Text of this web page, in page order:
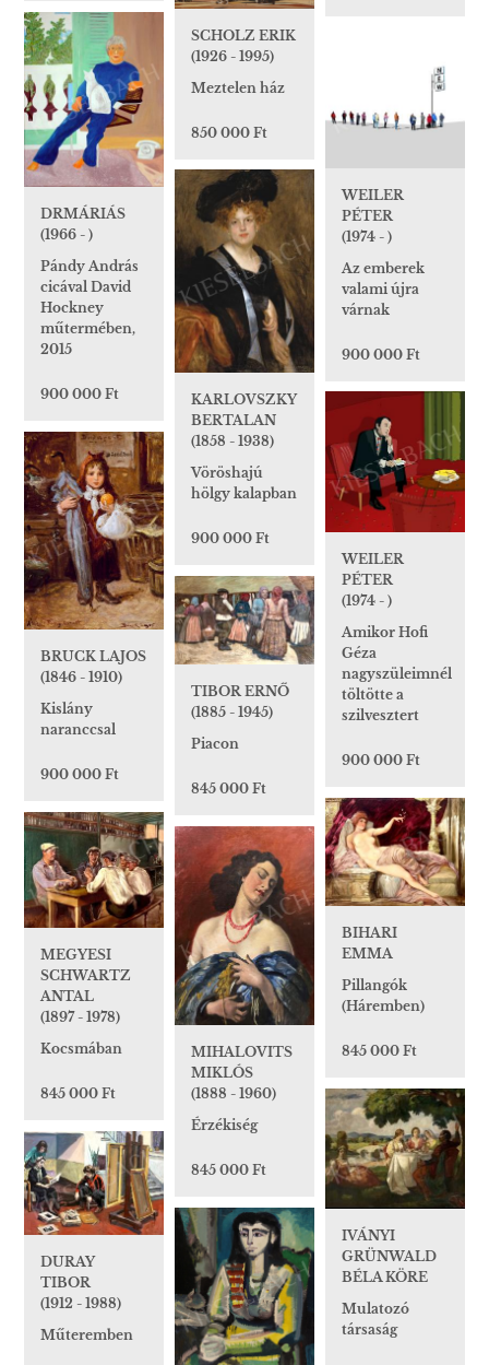
SCHOLZ ERIK
(1926 - 1995)
Meztelen ház
850 000 Ft
DRMÁRIÁS
(1966 - )
Pándy András
cicával David
Hockney
műtermében,
2015
900 000 Ft
WEILER
PÉTER
(1974 - )
Az emberek
valami újra
várnak
900 000 Ft
KARLOVSZKY
BERTALAN
(1858 - 1938)
Vöröshajú
hölgy kalapban
900 000 Ft
WEILER
PÉTER
(1974 - )
Amikor Hofi
Géza
nagyszüleimnél
töltötte a
szilvesztert
900 000 Ft
BRUCK LAJOS
(1846 - 1910)
Kislány
naranccsal
900 000 Ft
TIBOR ERNŐ
(1885 - 1945)
Piacon
845 000 Ft
BIHARI
EMMA
Pillangók
(Háremben)
845 000 Ft
MEGYESI
SCHWARTZ
ANTAL
(1897 - 1978)
Kocsmában
845 000 Ft
MIHALOVITS
MIKLÓS
(1888 - 1960)
Érzékiség
845 000 Ft
IVÁNYI
GRÜNWALD
BÉLA KÖRE
Mulatozó
társaság
DURAY
TIBOR
(1912 - 1988)
Műteremben